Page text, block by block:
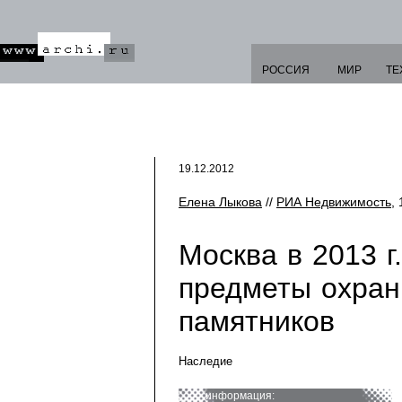
РОССИЯ МИР
19.12.2012
Елена Лыкова // РИА Недвижимость
Москва в 2013
предметы
памятников
Наследие
информация: